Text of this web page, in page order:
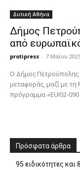
Δυτική Αθήνα
Δήμος
από
protipress - 7 Μαΐου
Ο Δήμος Πετρούπολης
μεταφοράς, μαζί με
πρόγραμμα «EUI02-090
Πρόσφατα άρθρα
95 ειδικότητες και